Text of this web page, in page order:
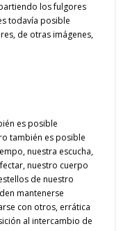
los fulgores
todavía posible
de otras imágenes,
es posible
también es posible
nuestra escucha,
nuestro cuerpo
de nuestro
mantenerse
con otros, errática
al intercambio de